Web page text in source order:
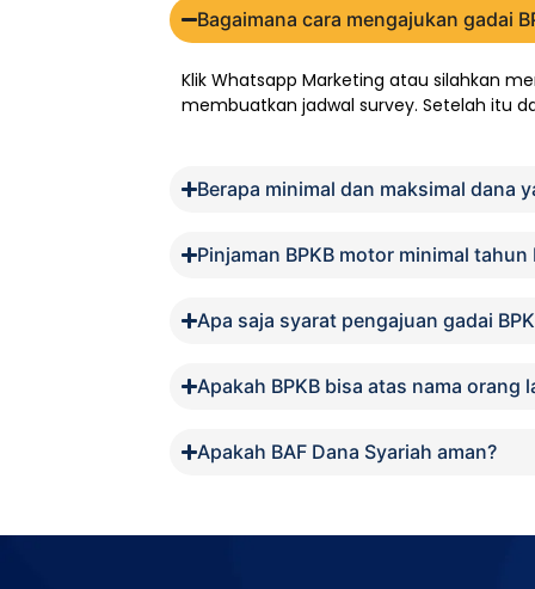
Bagaimana cara mengajukan gadai
Klik Whatsapp Marketing atau silahkan
membuatkan jadwal survey. Setelah itu
Berapa minimal dan maksimal dana
Pinjaman BPKB motor minimal tahun
Apa saja syarat pengajuan gadai
Apakah BPKB bisa atas nama orang
Apakah BAF Dana Syariah aman?